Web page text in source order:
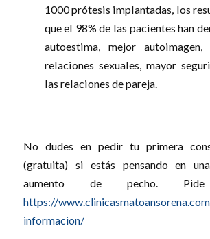
1000 prótesis implantadas, los
que el 98% de las pacientes han
autoestima, mejor
relaciones sexuales, mayor
las relaciones de pareja.
No dudes en pedir tu primera
(gratuita) si estás pensando en
aumento de pecho.
https://
informacion/